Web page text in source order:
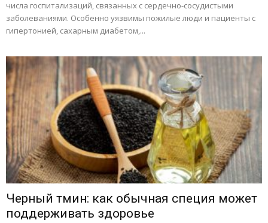
числа госпитализаций, связанных с сердечно-сосудистыми
заболеваниями. Особенно уязвимы пожилые люди и пациенты с
гипертонией, сахарным диабетом,...
Черный тмин: как обычная специя может
поддерживать здоровье